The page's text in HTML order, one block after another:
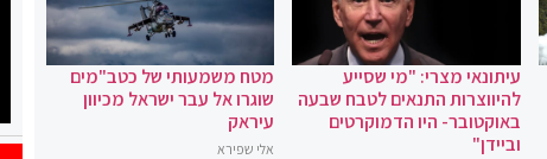
עיתונאי מצרי: "מי שסייע
להיווצרות התנאים לטבח שבעה
באוקטובר- היו הדמוקרטים
וביידן"
מטח משמעותי של כטב"מים
שוגרו אל עבר ישראל מכיוון
עיראק
אלי שפירא